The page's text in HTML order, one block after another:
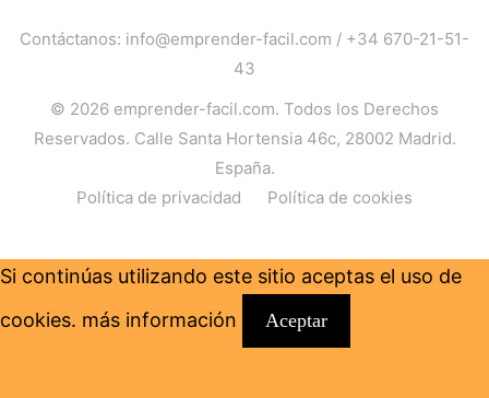
Contáctanos: info@emprender-facil.com / +34 670-21-51-
43
© 2026 emprender-facil.com. Todos los Derechos
Reservados. Calle Santa Hortensia 46c, 28002 Madrid.
España.
Política de privacidad
Política de cookies
Si continúas utilizando este sitio aceptas el uso de
cookies. más información Aceptar